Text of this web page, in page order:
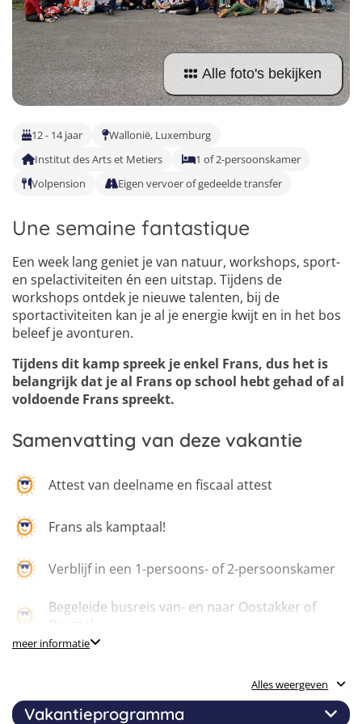
Malta
Nederland
Buitenland
Surfkampen Buitenland
Surfkampen 18+
Taalvakanties Duits
Taalvakanties Italiaans
Alle foto's bekijken
12 - 14 jaar
Wallonië, Luxemburg
Institut des Arts et Metiers
1 of 2-persoonskamer
Volpension
Eigen vervoer of gedeelde transfer
Une semaine fantastique
Een week lang geniet je van natuur, workshops, sport-
en spelactiviteiten én een uitstap. Tijdens de
workshops ontdek je nieuwe talenten, bij de
sportactiviteiten kan je al je energie kwijt en in het bos
beleef je avonturen.
Tijdens dit kamp spreek je enkel Frans, dus het is
belangrijk dat je al Frans op school hebt gehad of al
voldoende Frans spreekt.
Samenvatting van deze vakantie
Attest van deelname en fiscaal attest
Frans als kamptaal!
Verblijf in een 1-persoons- of 2-persoonskamer
Begeleide busreis van- en naar Oostakker of
Brussel
24/7 toffe begeleiding
meer informatie
Alles weergeven
Vakantieprogramma